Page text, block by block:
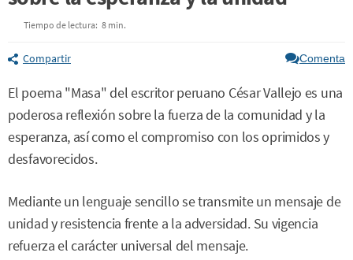
Tiempo de lectura: 8 min.
Compartir Comenta
El poema "Masa" del escritor peruano César Vallejo es una
poderosa reflexión sobre la fuerza de la comunidad y la
esperanza, así como el compromiso con los oprimidos y
desfavorecidos.
Mediante un lenguaje sencillo se transmite un mensaje de
unidad y resistencia frente a la adversidad. Su vigencia
refuerza el carácter universal del mensaje.